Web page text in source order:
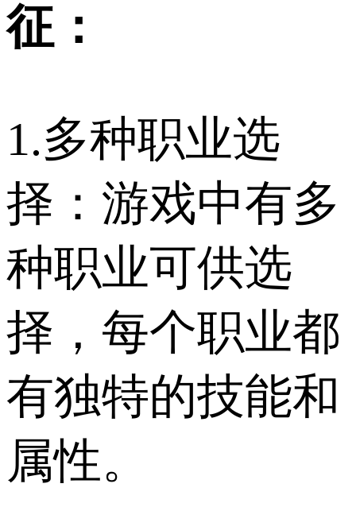
征：
1.多种职业选
择：游戏中有多
种职业可供选
择，每个职业都
有独特的技能和
属性。